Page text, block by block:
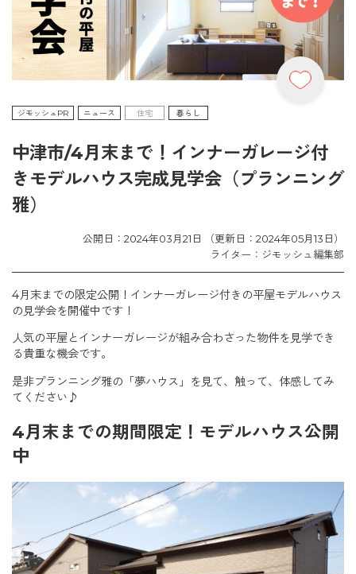
ジモッシュPR ニュース 住宅 暮らし
中津市/4月末まで！インナーガレージ付
きモデルハウス完成見学会（プランニング
雅）
公開日：2024年03月21日 （更新日：2024年05月13日）
ライター：ジモッシュ編集部
4月末までの限定公開！インナーガレージ付きの平屋モデルハウス
の見学会を開催中です！
人気の平屋とインナーガレージが組み合わさった物件を見学でき
る貴重な機会です。
是非プランニング雅の「夢ハウス」を見て、触って、体感してみ
てください♪
4月末までの期間限定！モデルハウス公開
中